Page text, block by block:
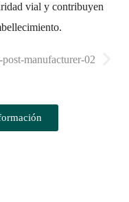
vial y contribuyen